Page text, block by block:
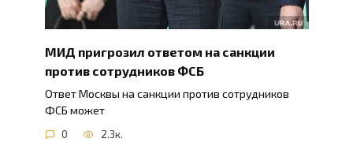
МИД пригрозил ответом на санкции
против сотрудников ФСБ
Ответ Москвы на санкции против сотрудников
ФСБ может
0 2.3к.